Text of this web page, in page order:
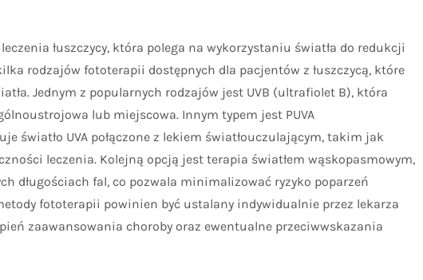
łuszczycy, która polega na wykorzystaniu światła do redukcji
rodzajów fototerapii dostępnych dla pacjentów z łuszczycą, które
Jednym z popularnych rodzajów jest UVB (ultrafiolet B), która
lub miejscowa. Innym typem jest PUVA
światło UVA połączone z lekiem światłouczulającym, takim jak
leczenia. Kolejną opcją jest terapia światłem wąskopasmowym,
długościach fal, co pozwala minimalizować ryzyko poparzeń
fototerapii powinien być ustalany indywidualnie przez lekarza
zaawansowania choroby oraz ewentualne przeciwwskazania